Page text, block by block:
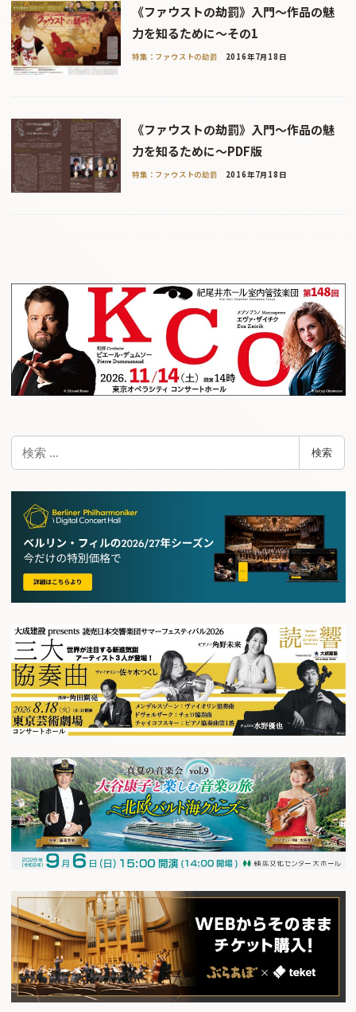
《ファウストの劫罰》入門〜作品の魅
力を知るために〜その1
特集：ファウストの劫罰 2016年7月18日
《ファウストの劫罰》入門〜作品の魅
力を知るために〜PDF版
特集：ファウストの劫罰 2016年7月18日
検
検索